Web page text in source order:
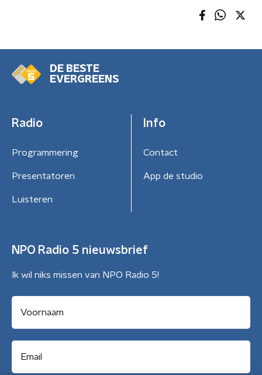
DE BESTE
EVERGREENS
Radio
Programmering
Presentatoren
Luisteren
Info
Contact
App de studio
NPO Radio 5 nieuwsbrief
Ik wil niks missen van NPO Radio 5!